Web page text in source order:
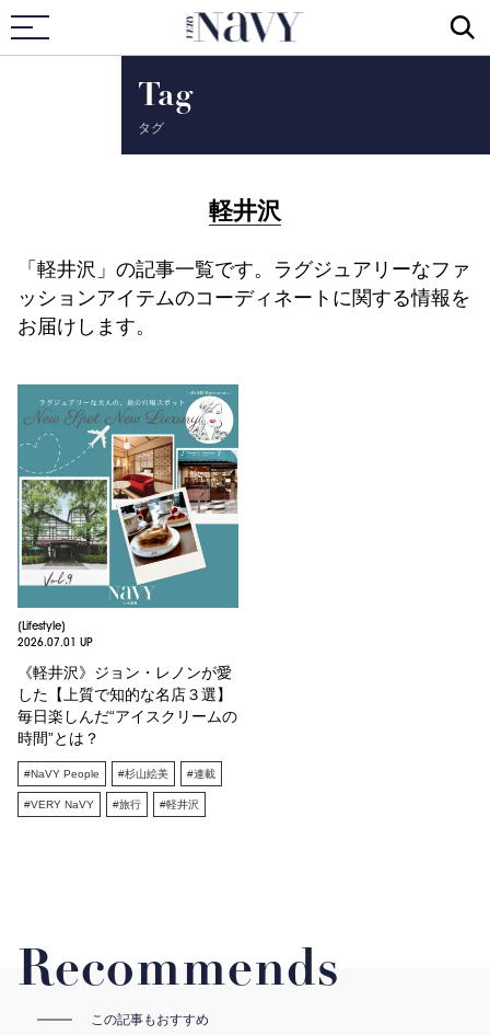
VERY NAVY
Tag
タグ
軽井沢
「軽井沢」の記事一覧です。ラグジュアリーなファ
ッションアイテムのコーディネートに関する情報を
お届けします。
[Lifestyle]
2026.07.01 UP
《軽井沢》ジョン・レノンが愛
した【上質で知的な名店３選】
毎日楽しんだ“アイスクリームの
時間”とは？
#NaVY People #杉山絵美 #連載
#VERY NaVY #旅行 #軽井沢
Recommends
この記事もおすすめ